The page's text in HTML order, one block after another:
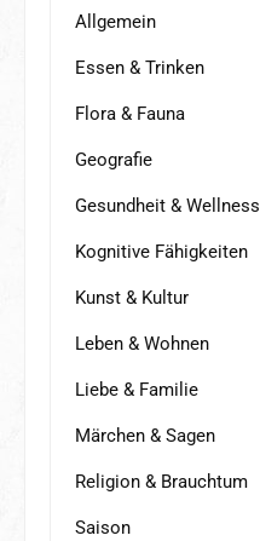
Allgemein
Essen & Trinken
Flora & Fauna
Geografie
Gesundheit & Wellness
Kognitive Fähigkeiten
Kunst & Kultur
Leben & Wohnen
Liebe & Familie
Märchen & Sagen
Religion & Brauchtum
Saison